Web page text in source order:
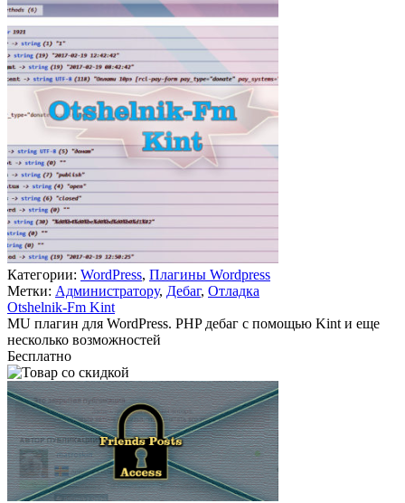
Категории: WordPress, Плагины Wordpress
Метки: Администратору, Дебаг, Отладка
Otshelnik-Fm Kint
MU плагин для WordPress. PHP дебаг с помощью Kint и еще
несколько возможностей
Бесплатно